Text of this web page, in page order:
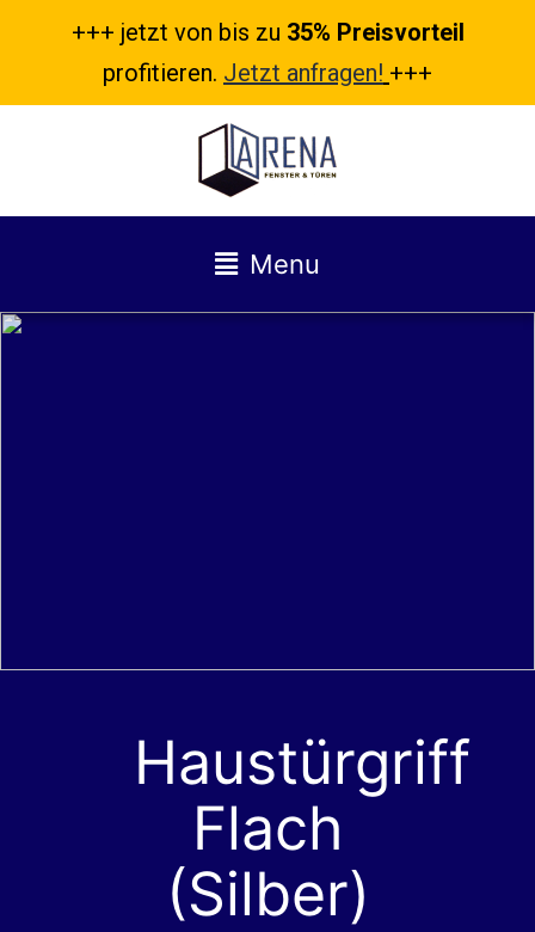
+++ jetzt von bis zu 35% Preisvorteil
profitieren. Jetzt anfragen! +++
Menu
Haustürgriff
Flach
(Silber)